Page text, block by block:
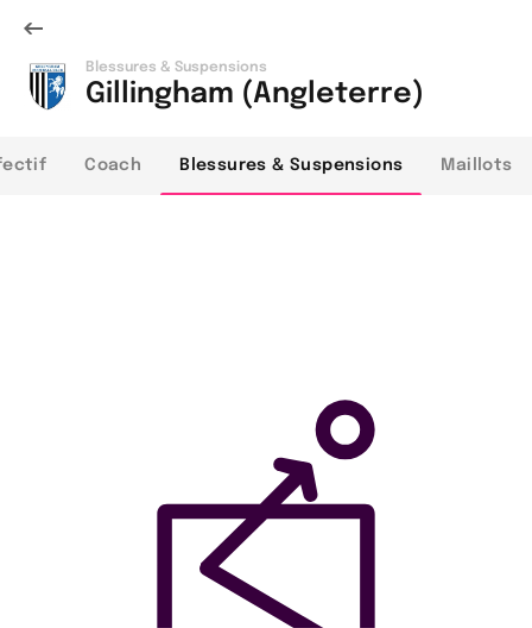
Blessures & Suspensions
Gillingham (Angleterre)
Coach Blessures & Suspensions Maillots